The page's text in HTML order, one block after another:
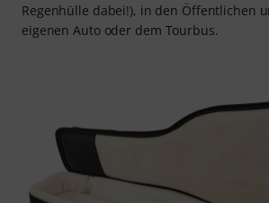
Regenhülle dabei!), in den Öffentlichen
eigenen Auto oder dem Tourbus.